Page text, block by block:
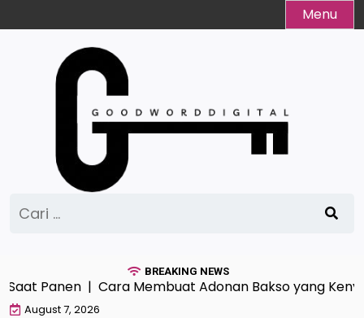
to
Menu
untuk:
BREAKING NEWS
Panen | Cara Membuat Adonan Bakso yang
August 7, 2026